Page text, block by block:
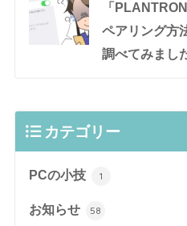
「
ペアリング方
調べてみまし
カテゴリー
PCの小技 1
お知らせ 58